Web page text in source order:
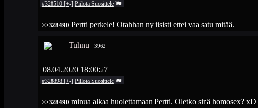
#328510 [+-] Piilota Suosittele
>>328490 Pertti perkele! Otahhan ny iisisti ettei vaa satu mitää.
Tuhnu 3962
08.04.2020 18:00:27
#328898 [+-] Piilota Suosittele
>>328490 minua alkaa huolettamaan Pertti. Oletko sinä homosex? xD